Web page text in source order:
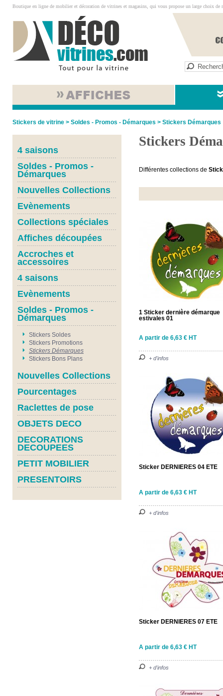
Boutique en ligne de mobilier et décoration de vitrines et magasins, qui vous propose un large choix de
Stickers de vitrine > Soldes - Promos - Démarques > Stickers Démarques
4 saisons
Soldes - Promos -
Démarques
Nouvelles Collections
Evènements
Collections spéciales
Affiches découpées
Accroches et
accessoires
4 saisons
Evènements
Soldes - Promos -
Démarques
Stickers Soldes
Stickers Promotions
Stickers Démarques
Stickers Bons Plans
Nouvelles Collections
Pourcentages
Raclettes de pose
OBJETS DECO
DECORATIONS
DECOUPEES
PETIT MOBILIER
PRESENTOIRS
Stickers
Différentes collections de
1 Sticker dernière démarque
estivales 01
A partir de 6,63 € HT
+ d'infos
Sticker DERNIERES 04 ETE
A partir de 6,63 € HT
+ d'infos
Sticker DERNIERES 07 ETE
A partir de 6,63 € HT
+ d'infos